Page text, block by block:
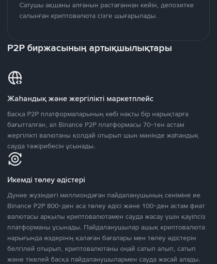
Сатушы ақшаны алғанын растағаннан кейін, депозитке
салынған криптовалюта сізге шығарылады.
P2P биржасының артықшылықтары
Жаһандық және жергілікті маркетплейс
Басқа P2P платформаларының көбі нақты бір нарықтарға
бағытталған, ал Binance P2P платформасы 70-тен астам
жергілікті валютаны қолдай отырып шын мәнінде жаһандық
сауда тәжірибесін ұсынады.
Икемді төлеу әдістері
Дүние жүзіндегі миллиондаған пайдаланушының сеніміне ие
Binance P2P 800-ден аса төлеу әдісі және 100-ден астам фиат
валютасы арқылы криптовалютамен сауда жасау үшін қауіпсіз
платформаны ұсынады. Пайдаланушылар ашық криптовалюта
нарығында өздерінің қалаған бағалары мен төлеу әдістерін
белгілей отырып, криптовалютаны оңай сатып алып, сатып
және тікелей басқа пайдаланушылармен сауда жасай алады.